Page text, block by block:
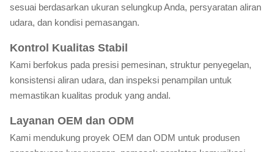
sesuai berdasarkan ukuran selungkup Anda, persyaratan aliran
udara, dan kondisi pemasangan.
Kontrol Kualitas Stabil
Kami berfokus pada presisi pemesinan, struktur penyegelan,
konsistensi aliran udara, dan inspeksi penampilan untuk
memastikan kualitas produk yang andal.
Layanan OEM dan ODM
Kami mendukung proyek OEM dan ODM untuk produsen